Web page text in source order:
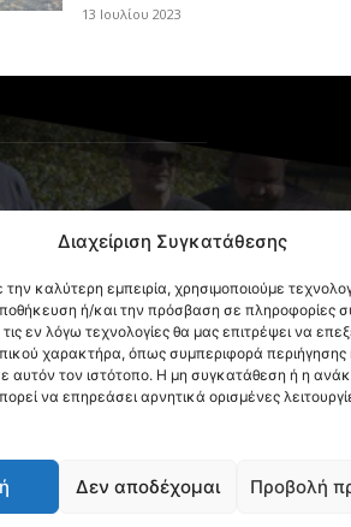
Διαχείριση Συγκατάθεσης
την καλύτερη εμπειρία, χρησιμοποιούμε
ή/και την πρόσβαση σε πληροφορίες
εν λόγω τεχνολογίες θα μας επιτρέψει να
χαρακτήρα, όπως συμπεριφορά περιήγησης
αυτόν τον ιστότοπο. Η μη συγκατάθεση ή η
να επηρεάσει αρνητικά ορισμένες
Δεν αποδέχομαι Προβολή
13 Ιουλίου 2023